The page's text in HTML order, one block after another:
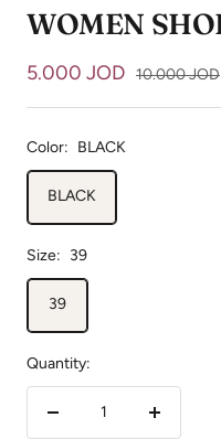
WOMEN
Sale
price
5.000 JOD Regular
10.000 JOD
Color: BLACK
BLACK
Size: 39
39
Quantity:
Decrease
Increase